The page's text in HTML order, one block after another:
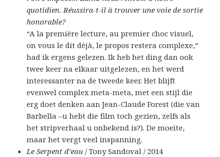
quotidien. Réussira-t-il à trouver une voie de sortie
honorable?
“A la première lecture, au premier choc visuel,
on vous le dit déjà, le propos restera complexe,”
had ik ergens gelezen. Ik heb het ding dan ook
twee keer na elkaar uitgelezen, en het werd
interessanter na de tweede keer. Het blijft
evenwel complex meta-meta, met een stijl die
erg doet denken aan Jean-Claude Forest (die van
Barbella –u hebt die film toch gezien, zelfs als
het stripverhaal u onbekend is?). De moeite,
maar het vergt veel inspanning.
Le Serpent d’eau / Tony Sandoval / 2014